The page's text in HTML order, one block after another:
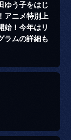
ゆう子をはじ
アニメ特別上
始！今年はリ
ラムの詳細も